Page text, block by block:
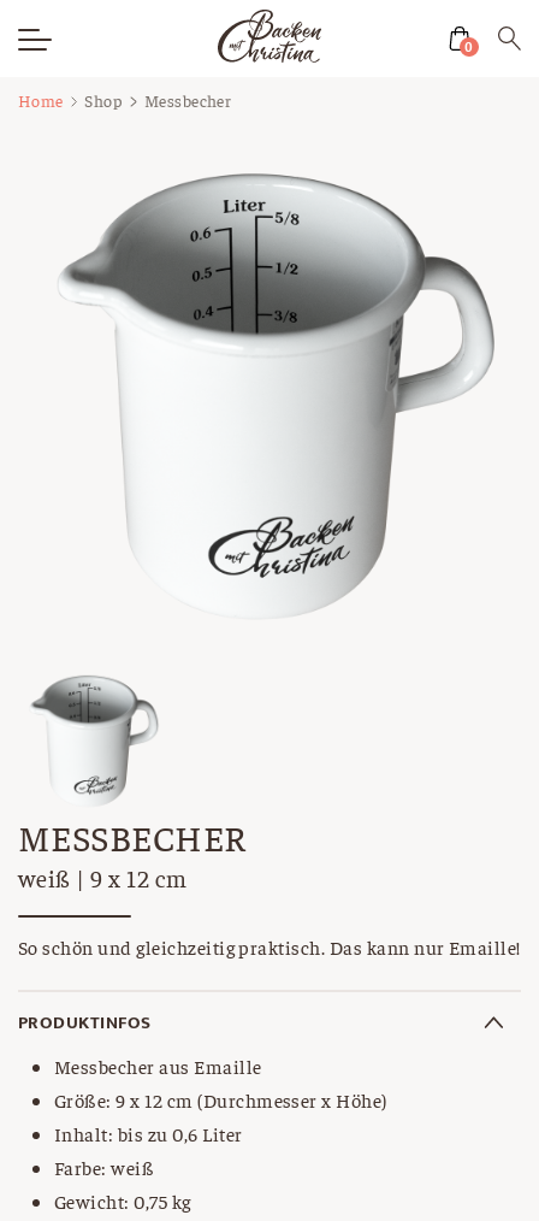
0
Home Shop Messbecher
MESSBECHER
weiß | 9 x 12 cm
So schön und gleichzeitig praktisch. Das kann nur Emaille!
PRODUKTINFOS
Messbecher aus Emaille
Größe: 9 x 12 cm (Durchmesser x Höhe)
Inhalt: bis zu 0,6 Liter
Farbe: weiß
Gewicht: 0,75 kg